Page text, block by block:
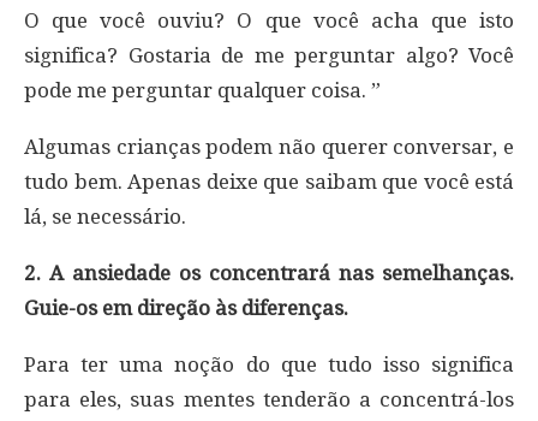
O que você ouviu? O que você acha que isto
significa? Gostaria de me perguntar algo? Você
pode me perguntar qualquer coisa. ”
Algumas crianças podem não querer conversar, e
tudo bem. Apenas deixe que saibam que você está
lá, se necessário.
2. A ansiedade os concentrará nas semelhanças.
Guie-os em direção às diferenças.
Para ter uma noção do que tudo isso significa
para eles, suas mentes tenderão a concentrá-los